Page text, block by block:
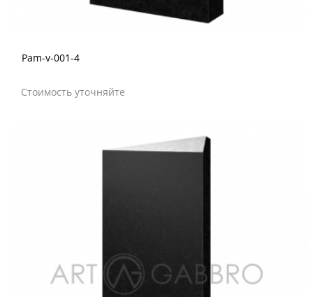
Pam-v-001-4
Стоимость уточняйте